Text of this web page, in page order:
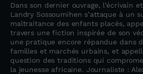
Dans son dernier ouvrage, l’écrivain
Landry Sossoumihen s’attaque à un
maltraitance des enfants placés,
travers une fiction inspirée de son
une pratique encore répandue dans
familles et marchés urbains, et
question des traditions qui
la jeunesse africaine. Journaliste :